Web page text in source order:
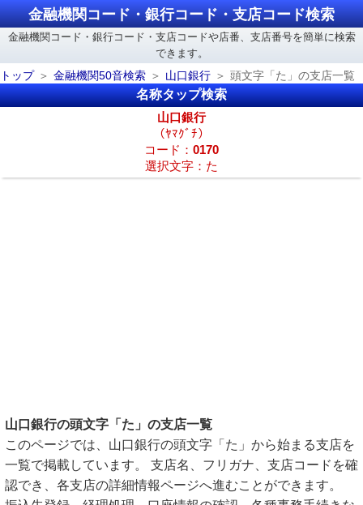
金融機関コード・銀行コード・支店コード検索
金融機関コード・銀行コード・支店コードや店番、支店番号を簡単に検索
できます。
トップ
金融機関50音検索 山口銀行 頭文字「た」の支店一覧
名称タップ検索
山口銀行
（ﾔﾏｸﾞﾁ）
コード： 0170
選択文字：た
山口銀行の頭文字「た」の支店一覧
このページでは、山口銀行の頭文字「た」から始まる支店を
一覧で掲載しています。 支店名、フリガナ、支店コードを確
認でき、各支店の詳細情報ページへ進むことができます。